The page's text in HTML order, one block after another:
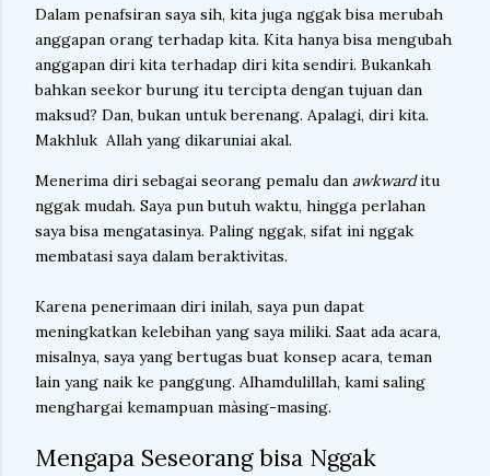
Dalam penafsiran saya sih, kita juga nggak bisa merubah
anggapan orang terhadap kita. Kita hanya bisa mengubah
anggapan diri kita terhadap diri kita sendiri. Bukankah
bahkan seekor burung itu tercipta dengan tujuan dan
maksud? Dan, bukan untuk berenang. Apalagi, diri kita.
Makhluk Allah yang dikaruniai akal.
Menerima diri sebagai seorang pemalu dan awkwarditu
nggak mudah. Saya pun butuh waktu, hingga perlahan
saya bisa mengatasinya. Paling nggak, sifat ini nggak
membatasi saya dalam beraktivitas.
Karena penerimaan diri inilah, saya pun dapat
meningkatkan kelebihan yang saya miliki. Saat ada acara,
misalnya, saya yang bertugas buat konsep acara, teman
lain yang naik ke panggung. Alhamdulillah, kami saling
menghargai kemampuan màsing-masing.
Mengapa Seseorang bisa Nggak